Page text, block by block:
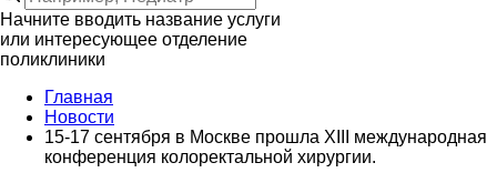
Начните вводить название услуги
или интересующее отделение
поликлиники
Главная
Новости
15-17 сентября в Москве прошла XIII международная
конференция колоректальной хирургии.